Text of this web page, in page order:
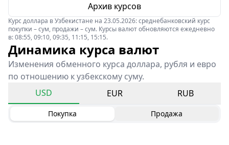
Архив курсов
Курс доллара в Узбекистане на 23.05.2026: среднебанковский курс
покупки – сум, продажи – сум. Курсы валют обновляются ежедневно
в: 08:55, 09:10, 09:35, 11:15, 15:15.
Динамика курса валют
Изменения обменного курса доллара, рубля и евро
по отношению к узбекскому суму.
USD
EUR RUB
Покупка Продажа